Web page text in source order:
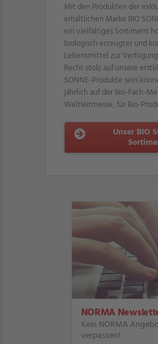
Mit den Produkten der
erhältlichen Marke BIO
ein vielfältiges Sortiment
biologisch erzeugter und
Lebensmittel zur
Recht stolz auf unsere
SONNE-Produkte sein
jährlich auf der Bio-Fach-
Weltleitmesse, für Bio-
Unser BIO
NORMA
Kein NORMA
verpassen!